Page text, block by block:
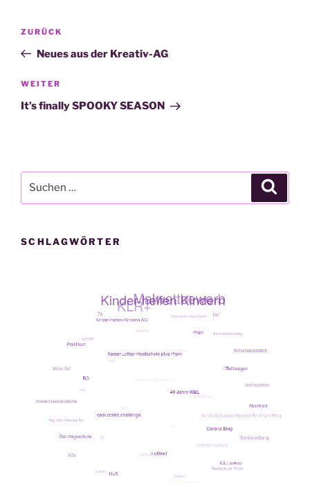
Beitragsnavigation
Vorheriger
Beitrag
ZURÜCK
Neues aus der Kreativ-AG
Nächster
Beitrag
WEITER
It’s finally SPOOKY SEASON
nach:
SCHLAGWÖRTER